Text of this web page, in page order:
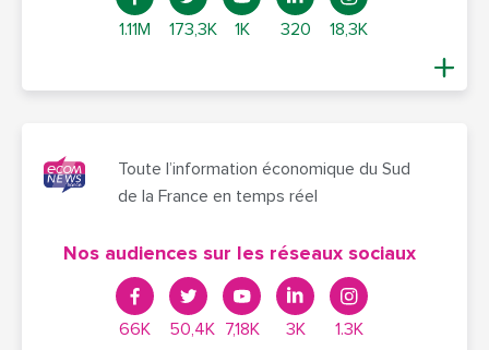
1.11M 173,3K 1K 320 18,3K
Toute l’information économique du Sud
de la France en temps réel
Nos audiences sur les réseaux sociaux
66K 50,4K 7,18K 3K 1.3K